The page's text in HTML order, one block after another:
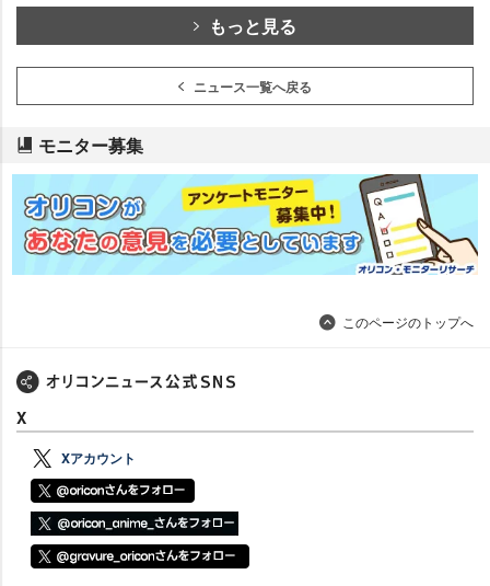
もっと見る
ニュース一覧へ戻る
モニター募集
このページのトップへ
X
Xアカウント